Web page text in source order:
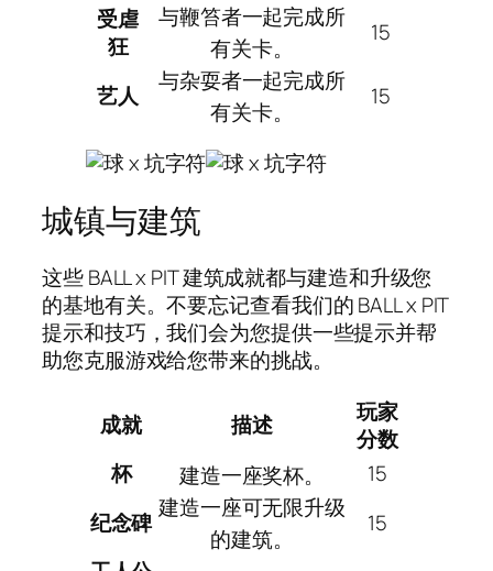
受虐
狂
与鞭笞者一起完成所
有关卡。
15
艺人
与杂耍者一起完成所
有关卡。
15
城镇与建筑
这些 BALL x PIT 建筑成就都与建造和升级您
的基地有关。不要忘记查看我们的 BALL x PIT
提示和技巧，我们会为您提供一些提示并帮
助您克服游戏给您带来的挑战。
成就 描述
玩家
分数
杯
建造一座奖杯。
15
纪念碑
建造一座可无限升级
的建筑。
15